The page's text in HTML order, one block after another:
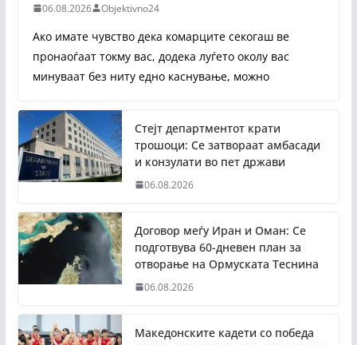
06.08.2026 Objektivno24
Ако имате чувство дека комарците секогаш ве
пронаоѓаат токму вас, додека луѓето околу вас
минуваат без ниту едно каснување, можно
Стејт департментот крати
трошоци: Се затвораат амбасади
и конзулати во пет држави
06.08.2026
Договор меѓу Иран и Оман: Се
подготвува 60-дневен план за
отворање на Ормуската Теснина
06.08.2026
Македонските кадети со победа